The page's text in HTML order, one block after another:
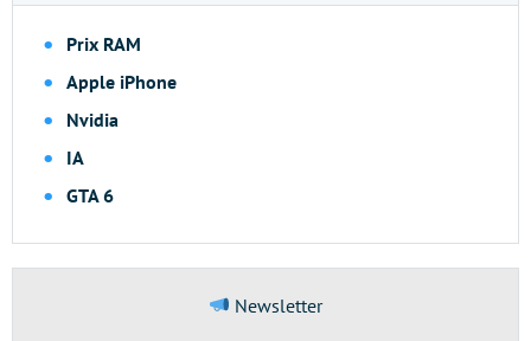
Prix RAM
Apple iPhone
Nvidia
IA
GTA 6
Newsletter